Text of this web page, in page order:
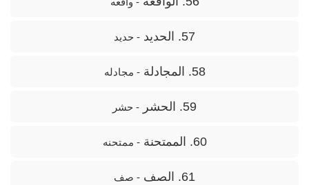
57. الحديد - حدید
58. المجادلة - مجادله
59. الحشر - حشر
60. الممتحنة - ممتحنه
61. الصف - صف